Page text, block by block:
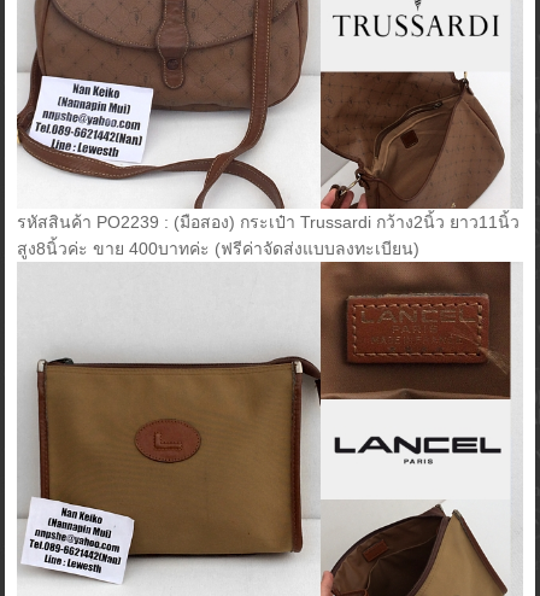
รหัสสินค้า PO2239 : (มือสอง) กระเป๋า Trussardi กว้าง2นิ้ว ยาว11นิ้ว
สูง8นิ้วค่ะ ขาย 400บาทค่ะ (ฟรีค่าจัดส่งแบบลงทะเบียน)